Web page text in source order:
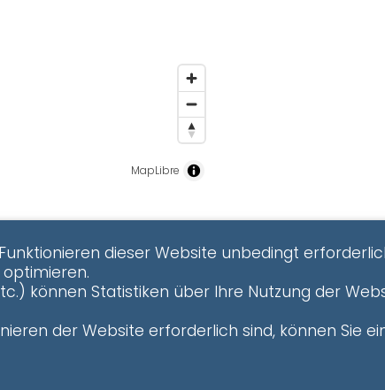
MapLibre
dieser Website unbedingt
können Statistiken über Ihre Nutzung der
der Website erforderlich sind, können Sie